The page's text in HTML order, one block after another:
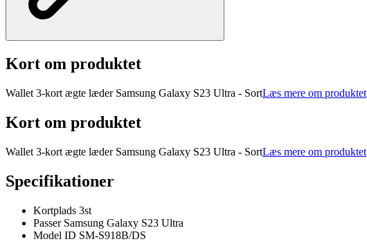
Kort om produktet
Wallet 3-kort ægte læder Samsung Galaxy S23 Ultra - SortLæs mere om produktet
Kort om produktet
Wallet 3-kort ægte læder Samsung Galaxy S23 Ultra - SortLæs mere om produktet
Specifikationer
Kortplads 3st
Passer Samsung Galaxy S23 Ultra
Model ID SM-S918B/DS